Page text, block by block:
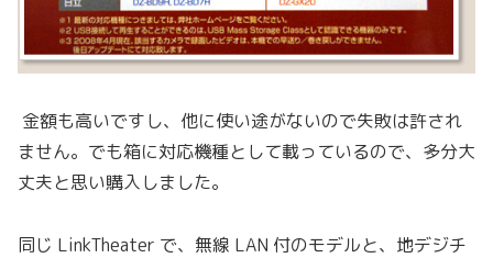
金額も高いですし、他に使い途がないので失敗は許され
ません。でも箱に対応機種として載っているので、多分大
丈夫と思い購入しました。
同じ LinkTheater で、無線 LAN 付のモデルと、地デジチ